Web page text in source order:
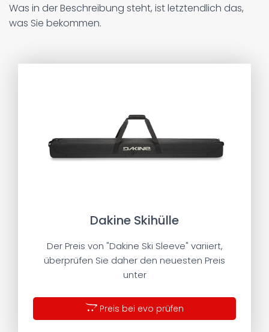
Was in der Beschreibung steht, ist letztendlich das,
was Sie bekommen.
Dakine Skihülle
Der Preis von "Dakine Ski Sleeve" variiert,
überprüfen Sie daher den neuesten Preis
unter
Preis bei evo prüfen